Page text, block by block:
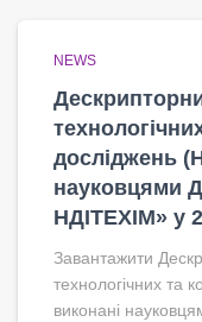
NEWS
досліджень
науковцями
НДІТЕХІМ» у
Завантажити
технологічних та
виконані